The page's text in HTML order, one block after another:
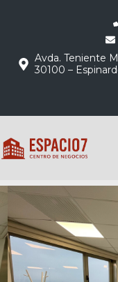
Avda. Teniente
30100 –